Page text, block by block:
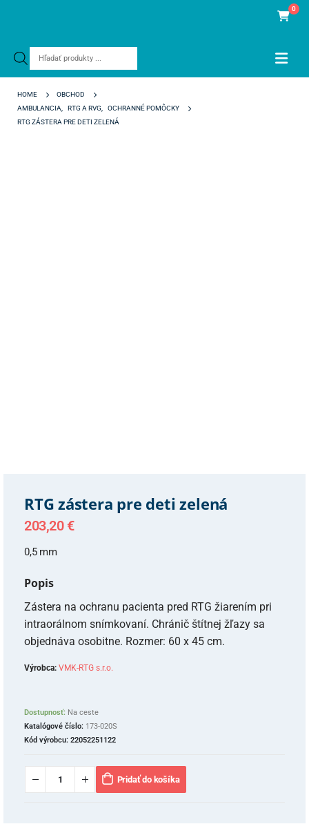
Products
0
HOME
OBCHOD
AMBULANCIA
RTG A RVG
OCHRANNÉ POMÔCKY
RTG ZÁSTERA PRE DETI ZELENÁ
RTG zástera pre deti zelená
203,20 €
0,5 mm
Popis
Zástera na ochranu pacienta pred RTG žiarením pri
intraorálnom snímkovaní. Chránič štítnej žľazy sa
objednáva osobitne. Rozmer: 60 x 45 cm.
Výrobca: VMK-RTG s.r.o.
Dostupnosť: Na ceste
Katalógové číslo: 173-020S
Kód výrobcu: 22052251122
Pridať do košíka